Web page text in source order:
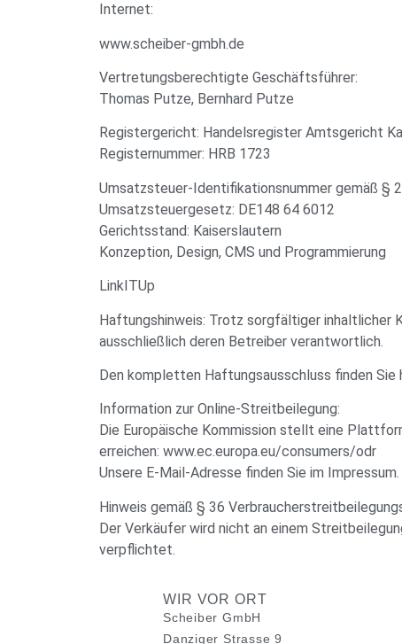
Internet:
www.scheiber-gmbh.de
Vertretungsberechtigte Geschäftsführer:
Thomas Putze, Bernhard Putze
Registergericht: Handelsregister Amtsgericht
Registernummer: HRB 1723
Umsatzsteuer-Identifikationsnummer gemäß §
Umsatzsteuergesetz: DE148 64 6012
Gerichtsstand: Kaiserslautern
Konzeption, Design, CMS und Programmierung
LinkITUp
Haftungshinweis: Trotz sorgfältiger inhaltlicher
ausschließlich deren Betreiber verantwortlich.
Den kompletten Haftungsausschluss finden Sie
Information zur Online-Streitbeilegung:
Die Europäische Kommission stellt eine
erreichen: www.ec.europa.eu/consumers/odr
Unsere E-Mail-Adresse finden Sie im Impressum.
Hinweis gemäß § 36
Der Verkäufer wird nicht an einem
verpflichtet.
WIR VOR ORT
Scheiber GmbH
Danziger Strasse 9